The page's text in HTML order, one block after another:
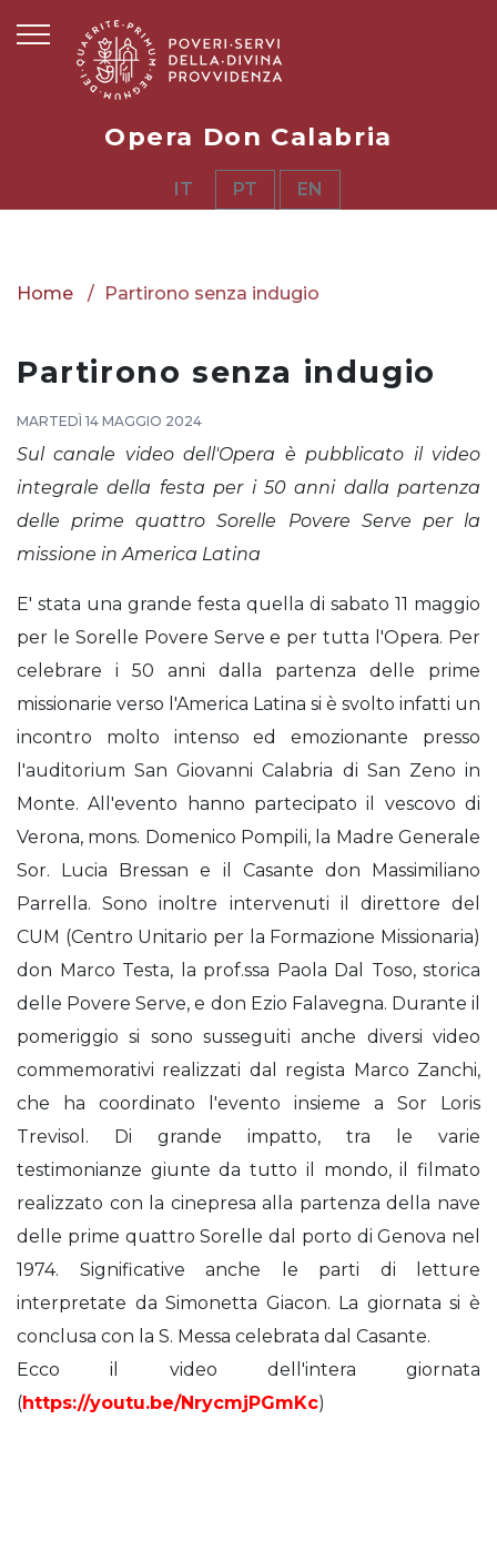
Opera Don Calabria
IT PT EN
Home Partirono senza indugio
Partirono senza indugio
MARTEDÌ 14 MAGGIO 2024
Sul canale video dell'Opera è pubblicato il video
integrale della festa per i 50 anni dalla partenza
delle prime quattro Sorelle Povere Serve per la
missione in America Latina
E' stata una grande festa quella di sabato 11 maggio
per le Sorelle Povere Serve e per tutta l'Opera. Per
celebrare i 50 anni dalla partenza delle prime
missionarie verso l'America Latina si è svolto infatti un
incontro molto intenso ed emozionante presso
l'auditorium San Giovanni Calabria di San Zeno in
Monte. All'evento hanno partecipato il vescovo di
Verona, mons. Domenico Pompili, la Madre Generale
Sor. Lucia Bressan e il Casante don Massimiliano
Parrella. Sono inoltre intervenuti il direttore del
CUM (Centro Unitario per la Formazione Missionaria)
don Marco Testa, la prof.ssa Paola Dal Toso, storica
delle Povere Serve, e don Ezio Falavegna. Durante il
pomeriggio si sono susseguiti anche diversi video
commemorativi realizzati dal regista Marco Zanchi,
che ha coordinato l'evento insieme a Sor Loris
Trevisol. Di grande impatto, tra le varie
testimonianze giunte da tutto il mondo, il filmato
realizzato con la cinepresa alla partenza della nave
delle prime quattro Sorelle dal porto di Genova nel
1974. Significative anche le parti di letture
interpretate da Simonetta Giacon. La giornata si è
conclusa con la S. Messa celebrata dal Casante.
Ecco il video dell'intera giornata
(https://youtu.be/NrycmjPGmKc)